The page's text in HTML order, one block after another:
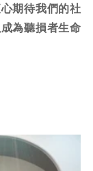
期待我們的社
為聽損者生命